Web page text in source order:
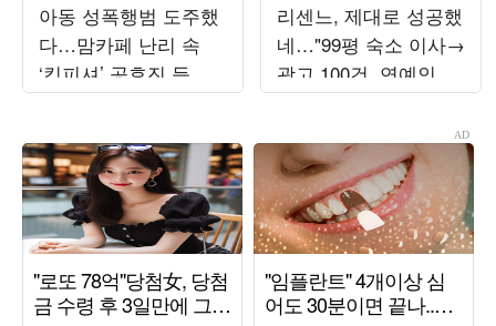
아동 성폭행범 도주했
다…맘카페 난리 속
‘킹피셔’ 공효진 등판
(‘유부녀 킬러’)
리센느, 제대로 성공했
네…"99평 숙소 이사→
광고 100건, 연예인병
경계" ('전참시')